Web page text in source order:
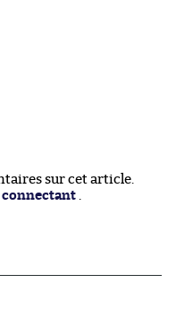
sur cet article.
connectant .